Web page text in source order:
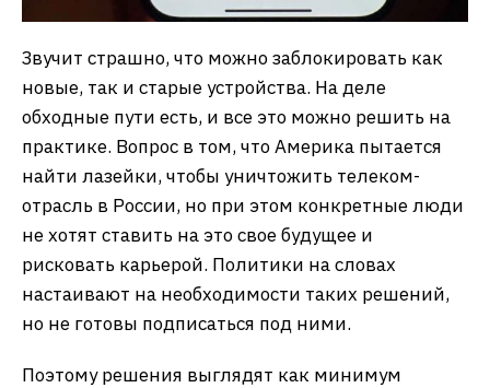
Звучит страшно, что можно заблокировать как
новые, так и старые устройства. На деле
обходные пути есть, и все это можно решить на
практике. Вопрос в том, что Америка пытается
найти лазейки, чтобы уничтожить телеком-
отрасль в России, но при этом конкретные люди
не хотят ставить на это свое будущее и
рисковать карьерой. Политики на словах
настаивают на необходимости таких решений,
но не готовы подписаться под ними.
Поэтому решения выглядят как минимум